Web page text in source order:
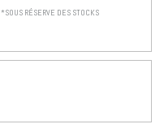
*SOUS RÉSERVE DES STOCKS